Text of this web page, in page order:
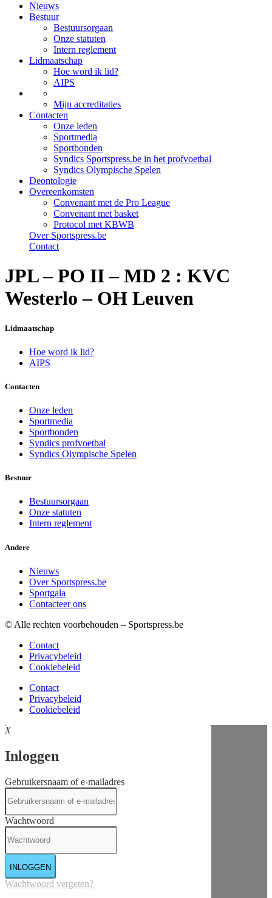
Nieuws
Bestuur
Bestuursorgaan
Onze statuten
Intern reglement
Lidmaatschap
Hoe word ik lid?
AIPS
Mijn accreditaties
Contacten
Onze leden
Sportmedia
Sportbonden
Syndics Sportspress.be in het profvoetbal
Syndics Olympische Spelen
Deontologie
Overeenkomsten
Convenant met de Pro League
Convenant met basket
Protocol met KBWB
Over Sportspress.be
Contact
JPL – PO II – MD 2 : KVC
Westerlo – OH Leuven
Lidmaatschap
Hoe word ik lid?
AIPS
Contacten
Onze leden
Sportmedia
Sportbonden
Syndics profvoetbal
Syndics Olympische Spelen
Bestuur
Bestuursorgaan
Onze statuten
Intern reglement
Andere
Nieuws
Over Sportspress.be
Sportgala
Contacteer ons
© Alle rechten voorbehouden – Sportspress.be
Contact
Privacybeleid
Cookiebeleid
Contact
Privacybeleid
Cookiebeleid
X
Inloggen
Gebruikersnaam of e-mailadres
Wachtwoord
INLOGGEN
Wachtwoord vergeten?